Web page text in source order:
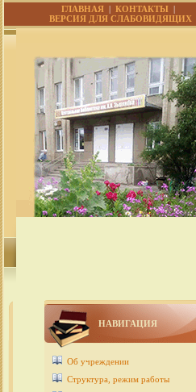
ГЛАВНАЯ |КОНТАКТЫ |
ВЕРСИЯ ДЛЯ СЛАБОВИДЯЩИХ
НАВИГАЦИЯ
Об учреждении
Структура, режим работы